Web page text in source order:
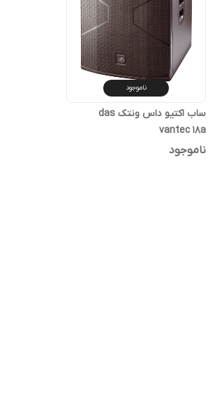
ناموجود
ساب اکتیو داس ونتک das
vantec 18a
ناموجود